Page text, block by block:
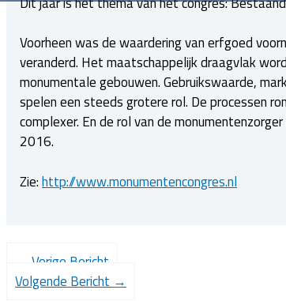
Voorheen was de waardering van erfgoed
veranderd. Het maatschappelijk draagvlak
monumentale gebouwen. Gebruikswaarde,
spelen een steeds grotere rol. De processen
complexer. En de rol van de
2016.
Zie:http://www.monumentencongres.nl
Vorige Bericht
Volgende Bericht →